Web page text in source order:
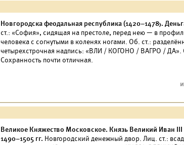
Новгородска феодальная республика (1420–1478).
ст.: «София», сидящая на престоле, перед нею — в
человека с согнутыми в коленях ногами. Об. ст.:
четырехстрочная надпись: «ВЛИ / КОГОНО / ВАГРО / ДА».
Сохранность почти отличная.
Великое Княжество Московское. Князь Великий Иван III
1490–1505 гг. Новгородский денежный двор. Лиц. ст.: